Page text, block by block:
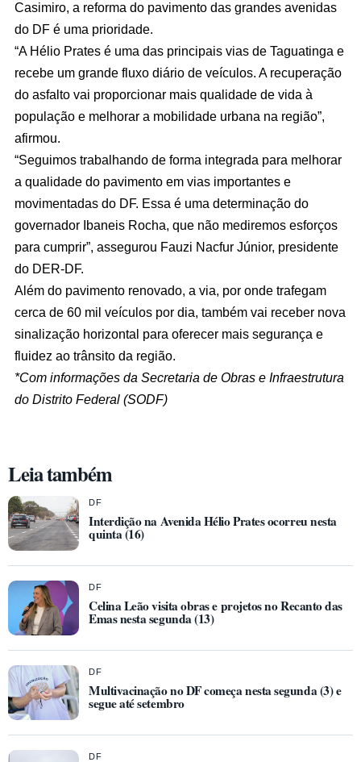
Casimiro, a reforma do pavimento das grandes avenidas
do DF é uma prioridade.
“A Hélio Prates é uma das principais vias de Taguatinga e
recebe um grande fluxo diário de veículos. A recuperação
do asfalto vai proporcionar mais qualidade de vida à
população e melhorar a mobilidade urbana na região”,
afirmou.
“Seguimos trabalhando de forma integrada para melhorar
a qualidade do pavimento em vias importantes e
movimentadas do DF. Essa é uma determinação do
governador Ibaneis Rocha, que não mediremos esforços
para cumprir”, assegurou Fauzi Nacfur Júnior, presidente
do DER-DF.
Além do pavimento renovado, a via, por onde trafegam
cerca de 60 mil veículos por dia, também vai receber nova
sinalização horizontal para oferecer mais segurança e
fluidez ao trânsito da região.
*Com informações da Secretaria de Obras e Infraestrutura
do Distrito Federal (SODF)
Leia também
DF
Interdição na Avenida Hélio Prates ocorreu nesta
quinta (16)
DF
Celina Leão visita obras e projetos no Recanto das
Emas nesta segunda (13)
DF
Multivacinação no DF começa nesta segunda (3) e
segue até setembro
DF